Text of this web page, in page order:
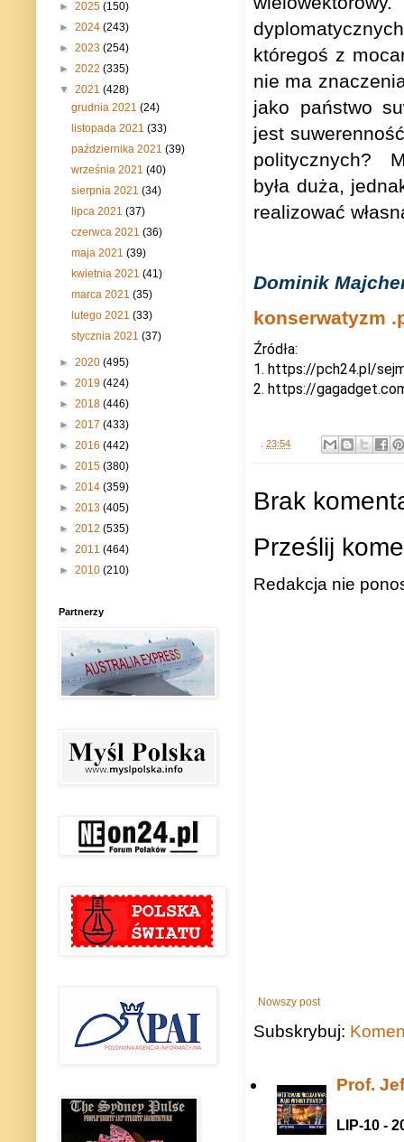
któregoś z
nie ma
jako państwo
jest
politycznych?
była duża,
realizować
Dominik
konserwatyzm
Źródła:
1. https://pch24.pl/
2. https://
23:54
Brak
Prześlij
Redakcja nie
Nowszy post
Subskrybuj:
Prof.
LIP-10 -
► 2025 (150)
► 2024 (243)
► 2023 (254)
► 2022 (335)
▼ 2021 (428)
grudnia 2021(24)
listopada 2021(33)
października 2021(39)
września 2021(40)
sierpnia 2021(34)
lipca 2021(37)
czerwca 2021(36)
maja 2021(39)
kwietnia 2021(41)
marca 2021(35)
lutego 2021(33)
stycznia 2021(37)
► 2020 (495)
► 2019 (424)
► 2018 (446)
► 2017 (433)
► 2016 (442)
► 2015 (380)
► 2014 (359)
► 2013 (405)
► 2012 (535)
► 2011 (464)
► 2010 (210)
Partnerzy